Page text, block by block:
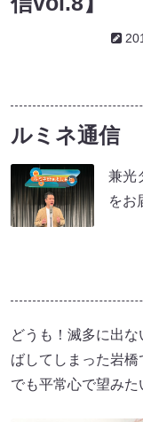
ルミネ通信
兼光
をお
どうも！滅多に出
ばしてしまった岩
でも平常心で望みた